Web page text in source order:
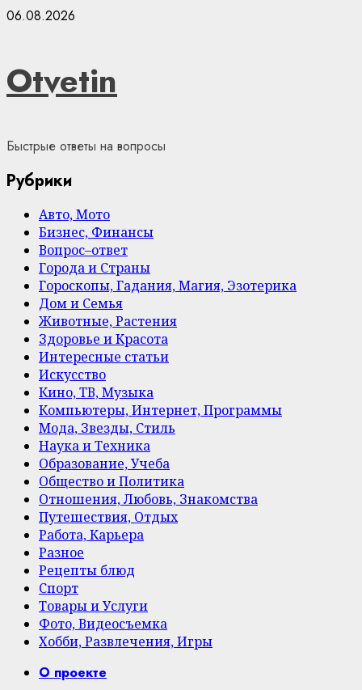
Skip
06.08.2026
Otvetin
Быстрые ответы на вопросы
Рубрики
Авто, Мото
Бизнес, Финансы
Вопрос–ответ
Города и Страны
Гороскопы, Гадания, Магия, Эзотерика
Дом и Семья
Животные, Растения
Здоровье и Красота
Интересные статьи
Искусство
Кино, ТВ, Музыка
Компьютеры, Интернет, Программы
Мода, Звезды, Стиль
Наука и Техника
Образование, Учеба
Общество и Политика
Отношения, Любовь, Знакомства
Путешествия, Отдых
Работа, Карьера
Разное
Рецепты блюд
Спорт
Товары и Услуги
Фото, Видеосъемка
Хобби, Развлечения, Игры
PrimaryО проекте